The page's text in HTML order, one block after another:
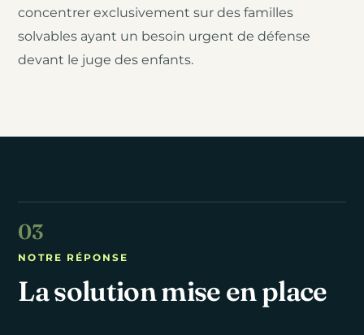
concentrer exclusivement sur des familles
solvables ayant un besoin urgent de défense
devant le juge des enfants.
NOTRE RÉPONSE
La solution mise en place